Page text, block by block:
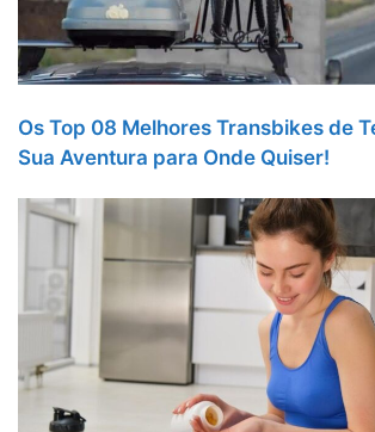
Os Top 08 Melhores Transbikes de
Sua Aventura para Onde Quiser!